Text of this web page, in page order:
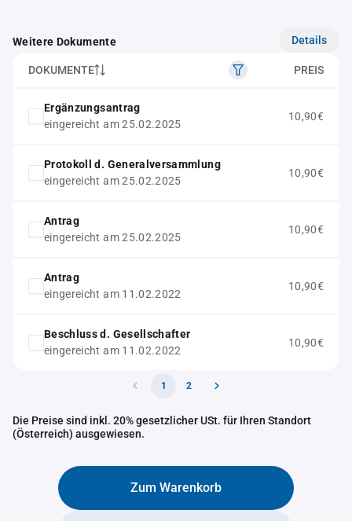
Weitere Dokumente Details
DOKUMENTE PREIS
Ergänzungsantrag
eingereicht am 25.02.2025
10,90€
Protokoll d. Generalversammlung
eingereicht am 25.02.2025
10,90€
Antrag
eingereicht am 25.02.2025
10,90€
Antrag
eingereicht am 11.02.2022
10,90€
Beschluss d. Gesellschafter
eingereicht am 11.02.2022
10,90€
1 2
Die Preise sind inkl. 20% gesetzlicher USt. für Ihren Standort
(Österreich) ausgewiesen.
Zum Warenkorb